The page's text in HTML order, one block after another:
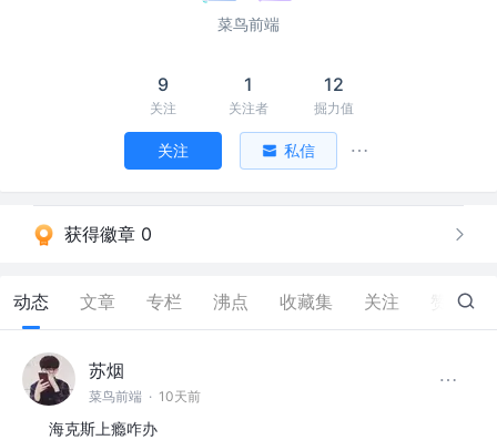
菜鸟前端
9
关注
1
关注者
12
掘力值
关注 私信
获得徽章 0
动态 文章 专栏 沸点 收藏集 关注 15
苏烟
菜鸟前端 · 10天前
海克斯上瘾咋办